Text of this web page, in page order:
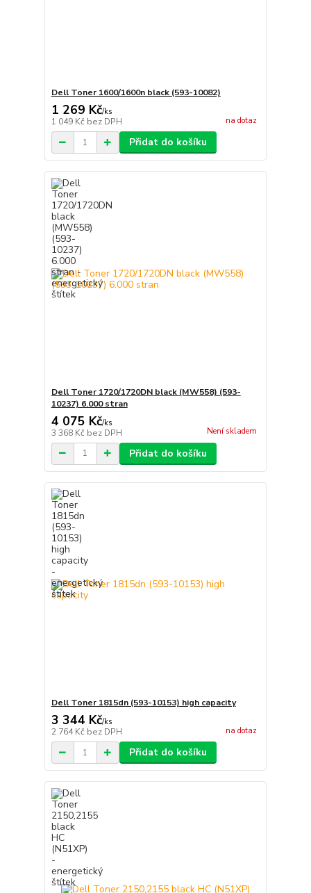
Dell Toner 1600/1600n black (593-10082)
1 269 Kč/ks
1 049 Kč bez DPH na dotaz
Přidat do košíku
Dell Toner 1720/1720DN black (MW558) (593-
10237) 6.000 stran
4 075 Kč/ks
3 368 Kč bez DPH Není skladem
Přidat do košíku
Dell Toner 1815dn (593-10153) high capacity
3 344 Kč/ks
2 764 Kč bez DPH na dotaz
Přidat do košíku